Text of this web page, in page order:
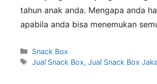
tahun anak anda. Mengapa anda
apabila anda bisa menemukan
Snack Box
Jual Snack Box,Jual Snack Box